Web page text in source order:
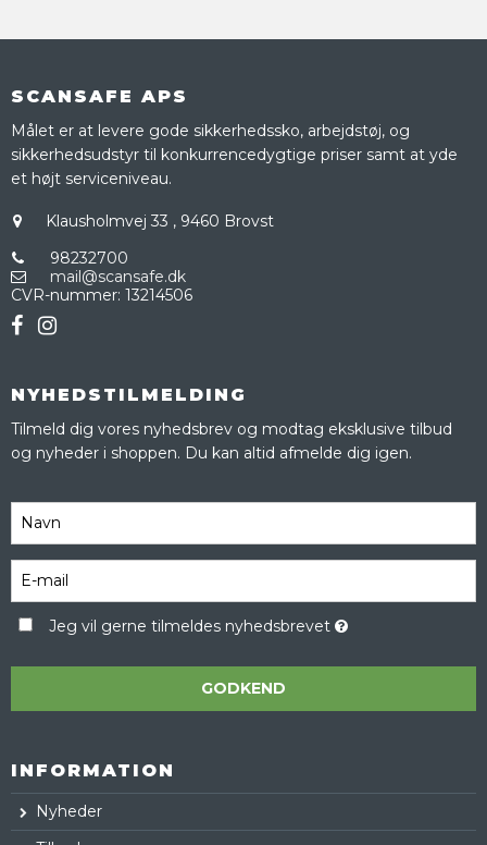
SCANSAFE APS
Målet er at levere gode sikkerhedssko, arbejdstøj, og
sikkerhedsudstyr til konkurrencedygtige priser samt at yde
et højt serviceniveau.
Klausholmvej 33 , 9460 Brovst
98232700
mail@scansafe.dk
CVR-nummer: 13214506
NYHEDSTILMELDING
Tilmeld dig vores nyhedsbrev og modtag eksklusive tilbud
og nyheder i shoppen. Du kan altid afmelde dig igen.
Jeg vil gerne tilmeldes nyhedsbrevet
GODKEND
INFORMATION
Nyheder